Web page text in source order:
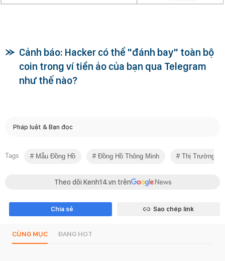
Cảnh báo: Hacker có thể "đánh bay" toàn bộ
coin trong ví tiền ảo của bạn qua Telegram
như thế nào?
Pháp luật & Bạn đọc
Tags Mẫu Đồng Hồ Đồng Hồ Thông Minh Thị Trường
Theo dõi Kenh14.vn trên
Chia sẻ Sao chép link
CÙNG MỤC ĐANG HOT